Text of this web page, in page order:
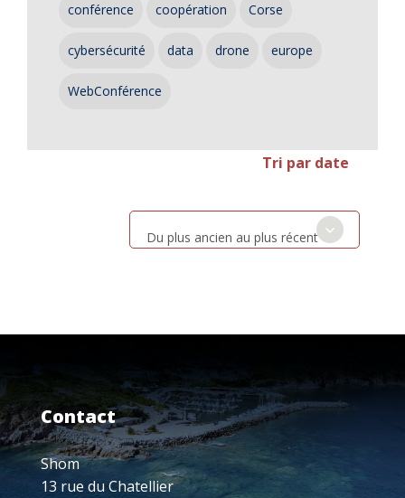
conférence coopération Corse
cybersécurité data drone europe
WebConférence
Tri par date
Du plus ancien au plus récent
Contact
Shom
13 rue du Chatellier